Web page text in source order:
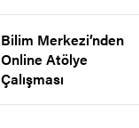
Bilim Merkezi’nden
Online Atölye
Çalışması